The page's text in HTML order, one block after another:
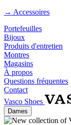
→ Accessoires
Portefeuilles
Bijoux
Produits d'entretien
Montres
Magasins
À propos
Questions fréquentes
Contact
Vasco Shoes
Dames